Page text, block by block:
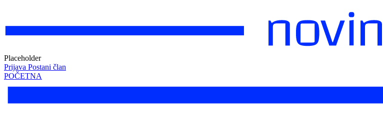
Placeholder
Prijava Postani član
POČETNA